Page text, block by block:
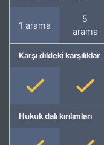
1 arama
5
arama
Karşı dildeki karşılıklar
Hukuk dalı kırılımları